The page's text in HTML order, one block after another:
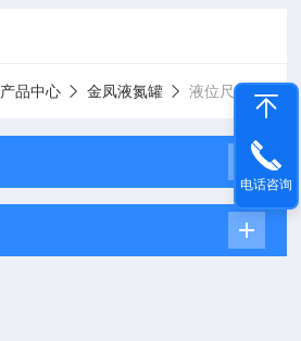
产品中心 金凤液氮罐 液位尺/金凤液氮罐
电话咨询